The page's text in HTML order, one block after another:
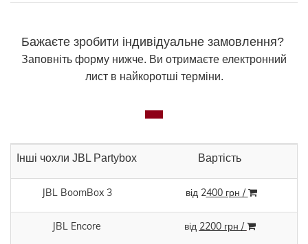
Бажаєте зробити індивідуальне замовлення?
Заповніть форму нижче. Ви отримаєте електронний
лист в найкоротші терміни.
Інші чохли JBL Partybox Вартість
JBL BoomBox 3 від 2400 грн /
JBL Encore від 2200 грн /